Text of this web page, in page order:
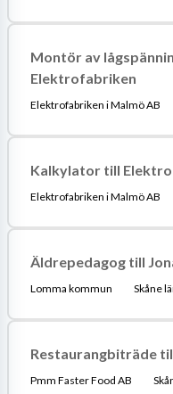
Montör av
Elektrofabriken
Elektrofabriken i Malmö AB
Kalkylator till
Elektrofabriken i Malmö AB
Äldrepedagog till
Lomma kommun Skåne
Restaurangbiträde
Pmm Faster Food AB